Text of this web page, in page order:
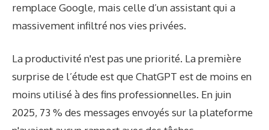
remplace Google, mais celle d’un assistant qui a
massivement infiltré nos vies privées.
La productivité n'est pas une priorité. La première
surprise de l’étude est que ChatGPT est de moins en
moins utilisé à des fins professionnelles. En juin
2025, 73 % des messages envoyés sur la plateforme